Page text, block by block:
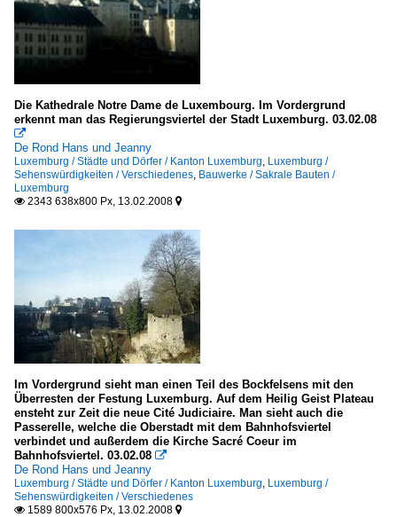
Die Kathedrale Notre Dame de Luxembourg. Im Vordergrund
erkennt man das Regierungsviertel der Stadt Luxemburg. 03.02.08

De Rond Hans und Jeanny
Luxemburg / Städte und Dörfer / Kanton Luxemburg Luxemburg /
Sehenswürdigkeiten / Verschiedenes Bauwerke / Sakrale Bauten /
Luxemburg
 2343 638x800 Px, 13.02.2008 
Im Vordergrund sieht man einen Teil des Bockfelsens mit den
Überresten der Festung Luxemburg. Auf dem Heilig Geist Plateau
ensteht zur Zeit die neue Cité Judiciaire. Man sieht auch die
Passerelle, welche die Oberstadt mit dem Bahnhofsviertel
verbindet und außerdem die Kirche Sacré Coeur im
Bahnhofsviertel. 03.02.08 
De Rond Hans und Jeanny
Luxemburg / Städte und Dörfer / Kanton Luxemburg Luxemburg /
Sehenswürdigkeiten / Verschiedenes
 1589 800x576 Px, 13.02.2008 